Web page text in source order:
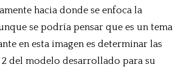
hacia donde se enfoca la
se podría pensar que es un tema
en esta imagen es determinar las
2 del modelo desarrollado para su